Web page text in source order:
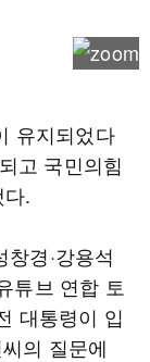
유지되었다
고 국민의힘
.
경·강용석
튜브 연합 토
대통령이 입
의 질문에